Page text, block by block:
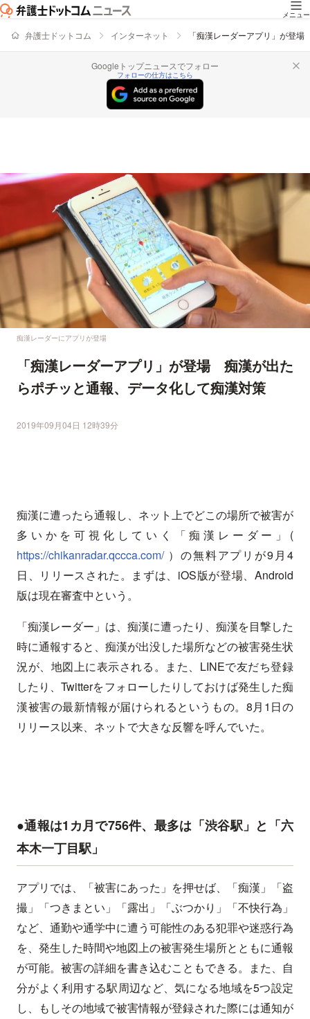
メニュー
弁護士ドットコム インターネット 「痴漢レーダーアプリ」が登
Googleトップニュースでフォロー
フォローの仕方はこちら
痴漢レーダーにアプリが登場
「痴漢レーダーアプリ」が登場 痴漢が出た
らポチッと通報、データ化して痴漢対策
2019年09月04日 12時39分
痴漢に遭ったら通報し、ネット上でどこの場所で被害が
多いかを可視化していく「痴漢レーダー」(
https://chikanradar.qccca.com/）の無料アプリが9月4
日、リリースされた。まずは、iOS版が登場、Android
版は現在審査中という。
「痴漢レーダー」は、痴漢に遭ったり、痴漢を目撃した
時に通報すると、痴漢が出没した場所などの被害発生状
況が、地図上に表示される。また、LINEで友だち登録
したり、Twitterをフォローしたりしておけば発生した痴
漢被害の最新情報が届けられるというもの。8月1日の
リリース以来、ネットで大きな反響を呼んでいた。
●通報は1カ月で756件、最多は「渋谷駅」と「六
本木一丁目駅」
アプリでは、「被害にあった」を押せば、「痴漢」「盗
撮」「つきまとい」「露出」「ぶつかり」「不快行為」
など、通勤や通学中に遭う可能性のある犯罪や迷惑行為
を、発生した時間や地図上の被害発生場所とともに通報
が可能。被害の詳細を書き込むこともできる。また、自
分がよく利用する駅周辺など、気になる地域を5つ設定
し、もしその地域で被害情報が登録された際には通知が